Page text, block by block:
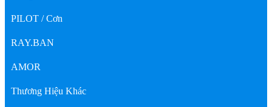
PILOT / Cơn
RAY.BAN
AMOR
Thương Hiệu Khác